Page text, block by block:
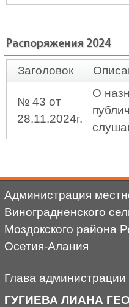
Распоряжения 2024
Заголовок
№ 43 от
28.11.2024г.
О
Администрация
Виноградненского
Моздокского района
Осетия-Алания
Глава администрации
ГУГИЕВА ЛИАНА